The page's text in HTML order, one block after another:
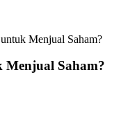
Menjual Saham?
Saham?